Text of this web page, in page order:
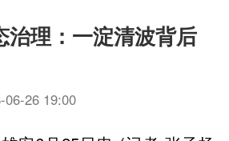
治理：一淀清波背后
26 19:00